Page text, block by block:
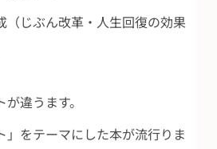
（じぶん改革・人生回復の効果
違うます。
」をテーマにした本が流行りま